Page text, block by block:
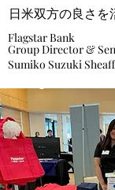
日米双方の良さを
Flagstar Bank
Group Director &
Sumiko Suzuki